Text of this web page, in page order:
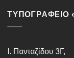
ΤΥΠΟΓΡΑΦΕΙΟ
Ι. Πανταζίδου 3Γ,